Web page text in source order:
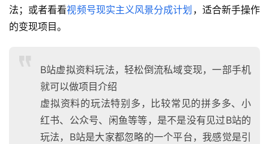
法；或者看看视频号现实主义风景分成计划 ，适合新手操作
的变现项目。
B站虚拟资料玩法，轻松倒流私域变现，一部手机
就可以做项目介绍
虚拟资料的玩法特别多，比较常见的拼多多、小
红书、公众号、闲鱼等等，是不是没有见过B站的
玩法，B站是大家都忽略的一个平台，我感觉是引